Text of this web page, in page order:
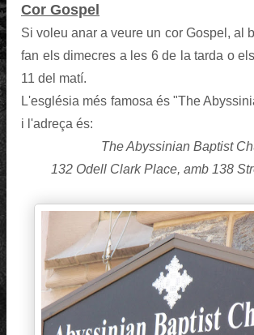
Cor Gospel
Si voleu anar a veure un cor Gospel, al
fan els dimecres a les 6 de la tarda o
11 del matí.
L'església més famosa és "The
i l'adreça és:
The Abyssinian Baptist
132 Odell Clark Place, amb 138